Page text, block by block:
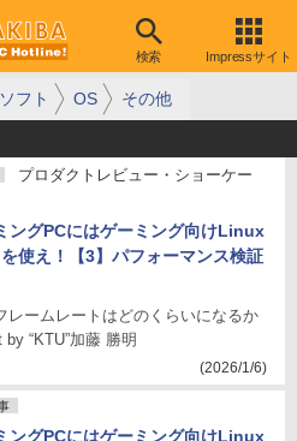
検索 Impressサイト
フト OS その他
プロダクトレビュー・ショーケー
ングPCにはゲーミング向けLinux
を使え！【3】パフォーマンス検証
レームレートはどのくらいになるか
“KTU”加藤 勝明
(2026/1/6)
ングPCにはゲーミング向けLinux